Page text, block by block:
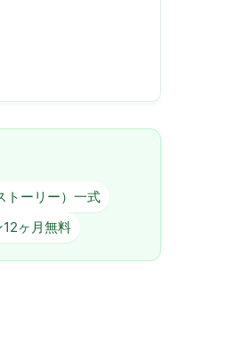
トーリー）一式
ヶ月無料